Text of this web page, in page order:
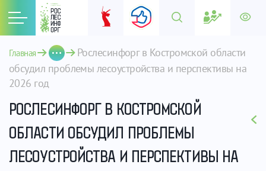
Главная
Рослесинфорг в Костромской области
обсудил проблемы лесоустройства и перспективы на
2026 год
РОСЛЕСИНФОРГ В КОСТРОМСКОЙ
ОБЛАСТИ ОБСУДИЛ ПРОБЛЕМЫ
ЛЕСОУСТРОЙСТВА И ПЕРСПЕКТИВЫ НА